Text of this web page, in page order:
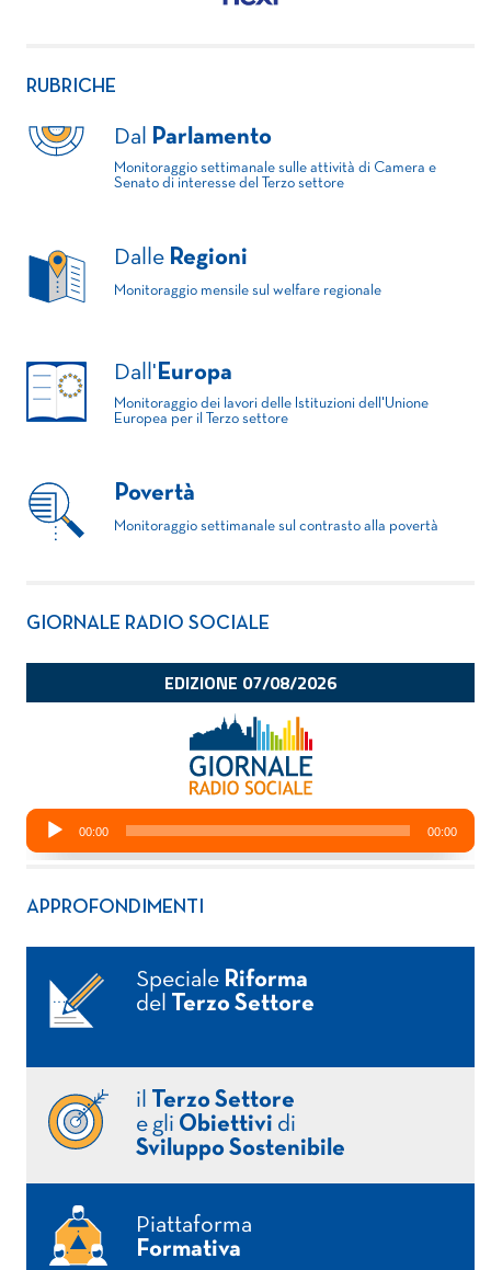
RUBRICHE
Dal Parlamento
Monitoraggio settimanale sulle attività di Camera e
Senato di interesse del Terzo settore
Dalle Regioni
Monitoraggio mensile sul welfare regionale
Dall' Europa
Monitoraggio dei lavori delle Istituzioni dell'Unione
Europea per il Terzo settore
Povertà
Monitoraggio settimanale sul contrasto alla povertà
GIORNALE RADIO SOCIALE
APPROFONDIMENTI
Speciale Riforma
del
Terzo Settore
il
Terzo Settore
e gli Obiettivi di
Sviluppo Sostenibile
Piattaforma
Formativa